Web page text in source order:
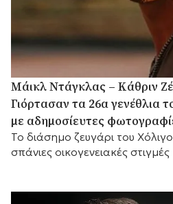
Μάικλ Ντάγκλας – Κάθριν
Γιόρτασαν τα 26α γενέθλια
με αδημοσίευτες
Το διάσημο ζευγάρι του
σπάνιες οικογενειακές στιγμές